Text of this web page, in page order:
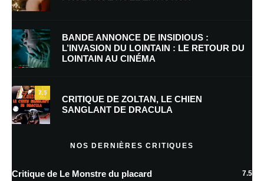
E-mail *
Enregistrer mon nom, mon e-mail et mon site dans le navigateur pour
mon prochain commentaire.
Prévenez-moi de tous les nouveaux commentaires par e-mail.
Prévenez-moi de tous les nouveaux articles par e-mail.
BANDE ANNONCE DE INSIDIOUS :
L’INVASION DU LOINTAIN : LE RETOUR DU
LOINTAIN AU CINÉMA
7.5
CRITIQUE DE ZOLTAN, LE CHIEN
SANGLANT DE DRACULA
NOS DERNIÈRES CRITIQUES
Critique de Le Monstre du placard 7.5